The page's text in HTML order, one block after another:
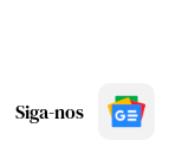
Siga-nos